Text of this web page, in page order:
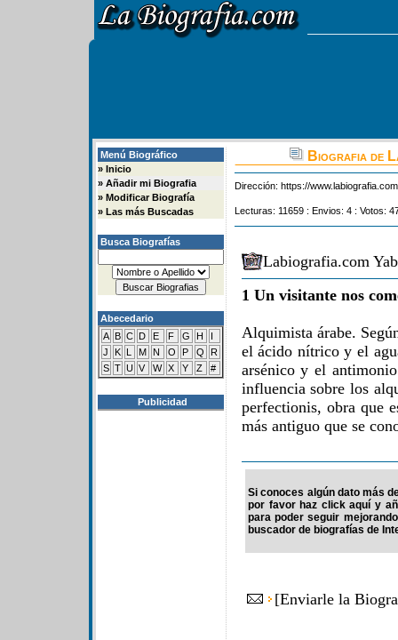
Menú Biográfico
» Inicio
» Añadir mi Biografia
» Modificar Biografía
» Las más Buscadas
Busca Biografías
Abecedario
A B C D E F G H
I
J
K L M N O P Q
R
S T U V W X Y Z #
Publicidad
Biografia de
Dirección: https://
Lecturas: 11659 : Envios: 4 : Votos:
Labiografia.com
1 Un visitante nos
Alquimista árabe.
el ácido nítrico y el
arsénico y el
influencia sobre los
perfectionis, obra que
más antiguo que se
Si conoces algún dato más
por favor haz click aquí y
para poder seguir
buscador de biografías de
[Enviarle la